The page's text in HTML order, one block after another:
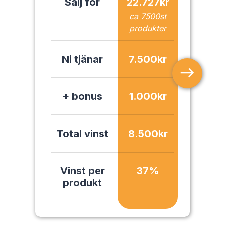
Ni tjänar
+ bonus
Total vinst
Vinst per
produkt
ca 7500st
produkter
7.500kr
1.000kr
8.500kr
37%